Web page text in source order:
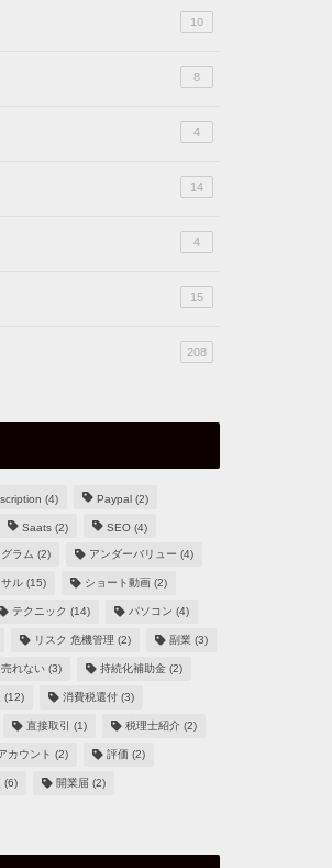
10
8
4
14
4
15
208
(4) Paypal(2)
Saats(2) SEO(4)
ラム (2) アンダーバリュー (4)
ル(15) ショート動画(2)
テクニック (14) パソコン (4)
リスク 危機管理 (2) 副業 (3)
売れない(3) 持続化補助金(2)
(12) 消費税還付(3)
直接取引 (1) 税理士紹介(2)
カウント (2) 評価 (2)
(6) 開業届 (2)